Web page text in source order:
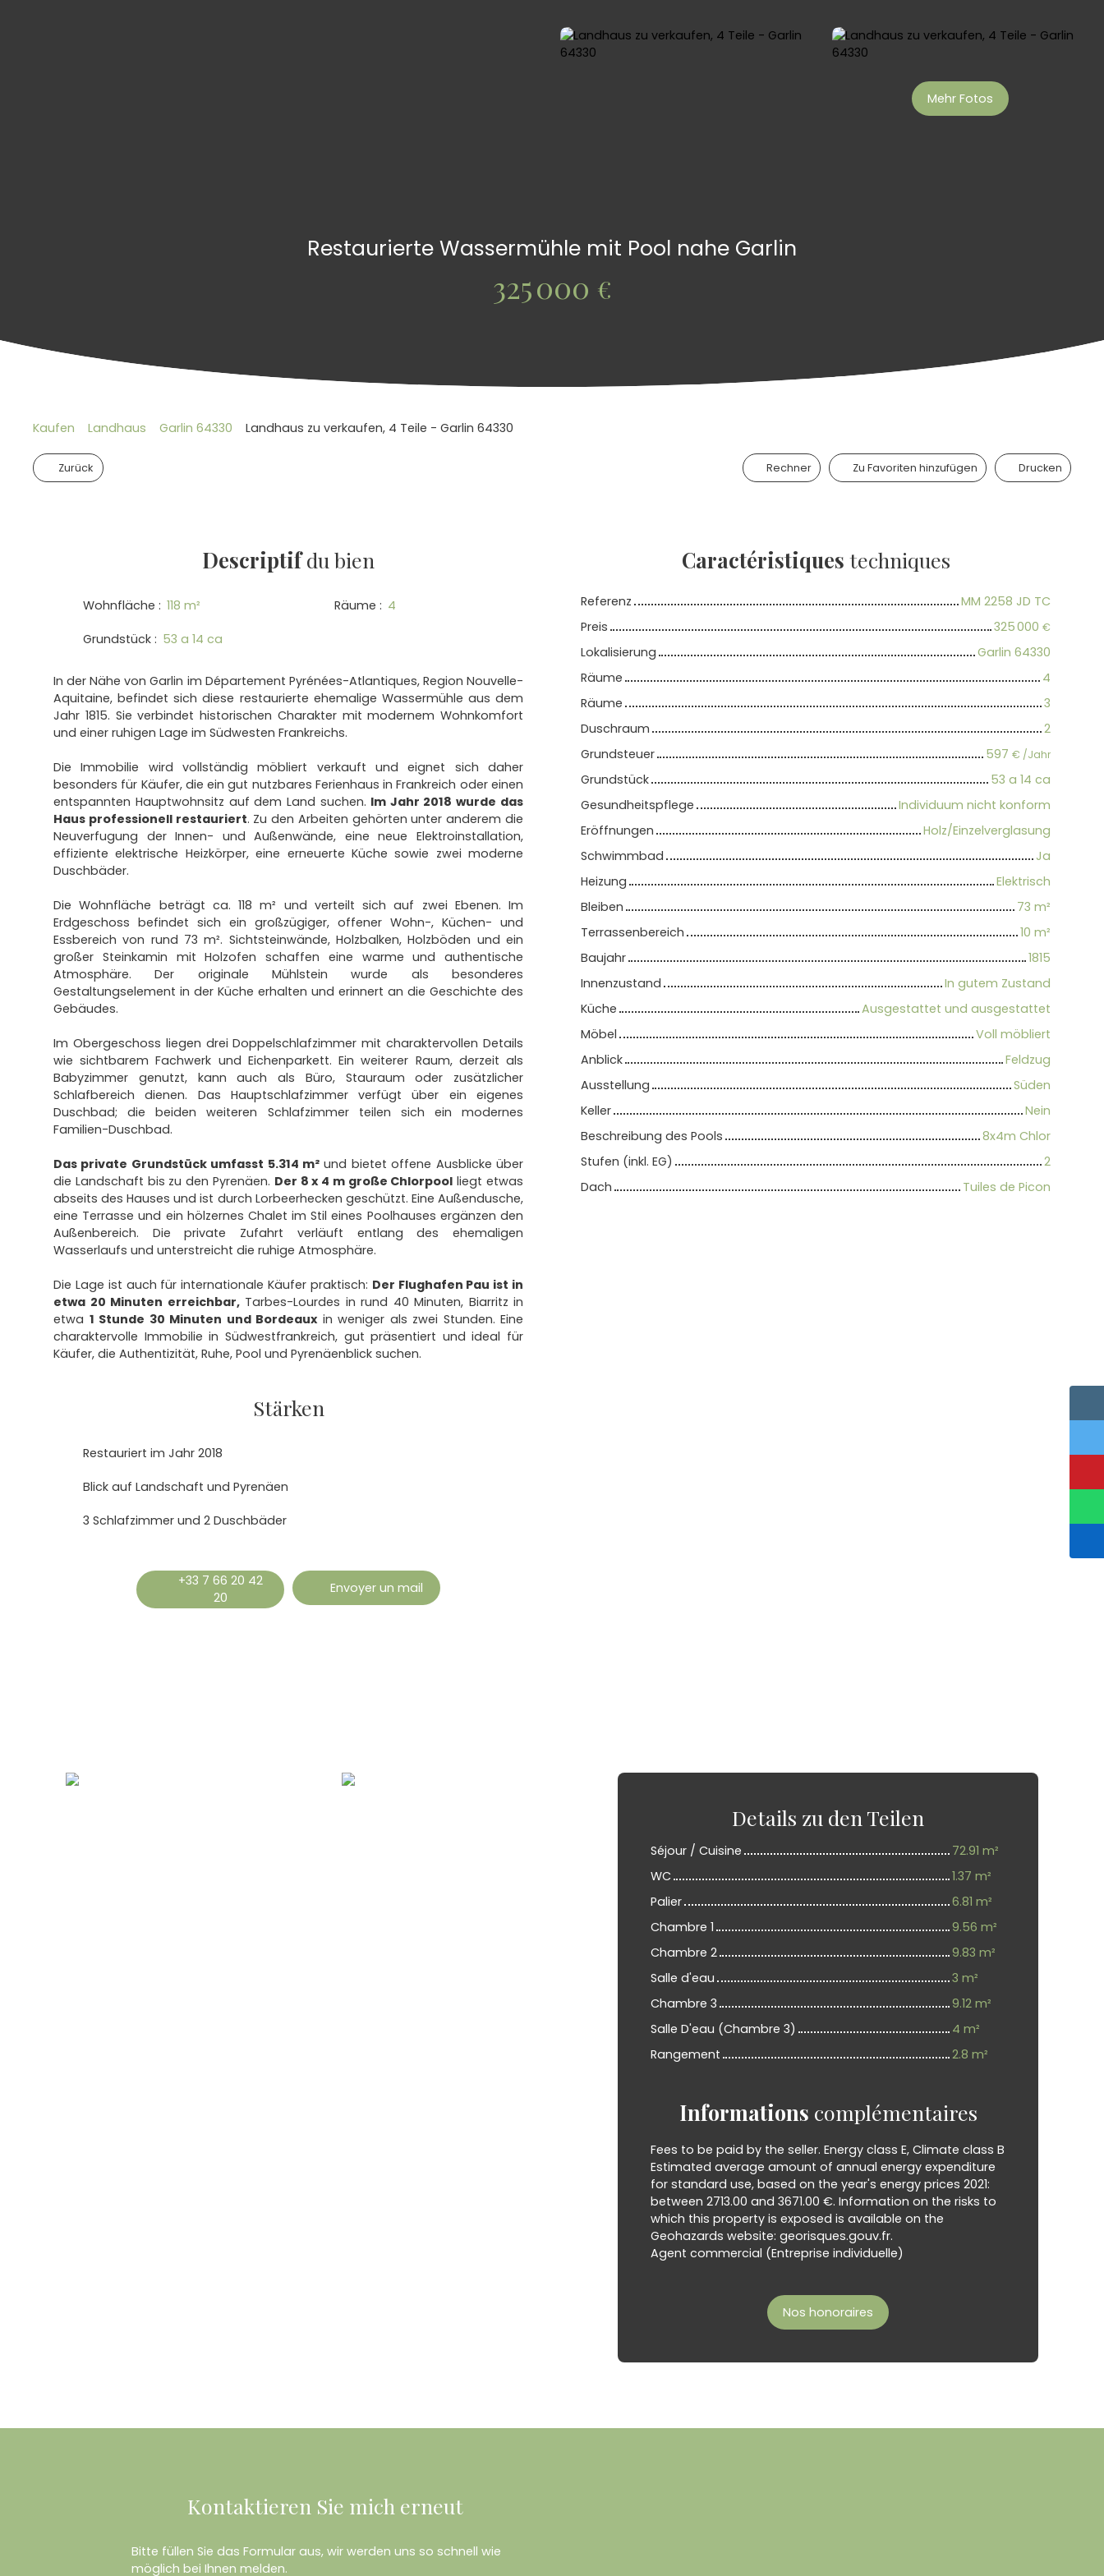
Mehr Fotos
Restaurierte Wassermühle mit Pool nahe Garlin
325 000 €
Kaufen Landhaus Garlin 64330 Landhaus zu verkaufen, 4 Teile - Garlin 64330
Zurück Rechner Zu Favoriten hinzufügen Drucken
Descriptifdu bien
Wohnfläche : 118 m² Räume : 4
Grundstück : 53 a 14 ca
In der Nähe von Garlin im Département Pyrénées-Atlantiques, Region Nouvelle-
Aquitaine, befindet sich diese restaurierte ehemalige Wassermühle aus dem
Jahr 1815. Sie verbindet historischen Charakter mit modernem Wohnkomfort
und einer ruhigen Lage im Südwesten Frankreichs.
Die Immobilie wird vollständig möbliert verkauft und eignet sich daher
besonders für Käufer, die ein gut nutzbares Ferienhaus in Frankreich oder einen
entspannten Hauptwohnsitz auf dem Land suchen. Im Jahr 2018 wurde das
Haus professionell restauriert. Zu den Arbeiten gehörten unter anderem die
Neuverfugung der Innen- und Außenwände, eine neue Elektroinstallation,
effiziente elektrische Heizkörper, eine erneuerte Küche sowie zwei moderne
Duschbäder.
Die Wohnfläche beträgt ca. 118 m² und verteilt sich auf zwei Ebenen. Im
Erdgeschoss befindet sich ein großzügiger, offener Wohn-, Küchen- und
Essbereich von rund 73 m². Sichtsteinwände, Holzbalken, Holzböden und ein
großer Steinkamin mit Holzofen schaffen eine warme und authentische
Atmosphäre. Der originale Mühlstein wurde als besonderes
Gestaltungselement in der Küche erhalten und erinnert an die Geschichte des
Gebäudes.
Im Obergeschoss liegen drei Doppelschlafzimmer mit charaktervollen Details
wie sichtbarem Fachwerk und Eichenparkett. Ein weiterer Raum, derzeit als
Babyzimmer genutzt, kann auch als Büro, Stauraum oder zusätzlicher
Schlafbereich dienen. Das Hauptschlafzimmer verfügt über ein eigenes
Duschbad; die beiden weiteren Schlafzimmer teilen sich ein modernes
Familien-Duschbad.
Das private Grundstück umfasst 5.314 m² und bietet offene Ausblicke über
die Landschaft bis zu den Pyrenäen. Der 8 x 4 m große Chlorpool liegt etwas
abseits des Hauses und ist durch Lorbeerhecken geschützt. Eine Außendusche,
eine Terrasse und ein hölzernes Chalet im Stil eines Poolhauses ergänzen den
Außenbereich. Die private Zufahrt verläuft entlang des ehemaligen
Wasserlaufs und unterstreicht die ruhige Atmosphäre.
Die Lage ist auch für internationale Käufer praktisch: Der Flughafen Pau ist in
etwa 20 Minuten erreichbar,Tarbes-Lourdes in rund 40 Minuten, Biarritz in
etwa 1 Stunde 30 Minuten und Bordeauxin weniger als zwei Stunden. Eine
charaktervolle Immobilie in Südwestfrankreich, gut präsentiert und ideal für
Käufer, die Authentizität, Ruhe, Pool und Pyrenäenblick suchen.
Stärken
Restauriert im Jahr 2018
Blick auf Landschaft und Pyrenäen
3 Schlafzimmer und 2 Duschbäder
+33 7 66 20 42
20
Envoyer un mail
Caractéristiques techniques
Referenz
MM 2258 JD TC
Preis
325 000 €
Lokalisierung
Garlin 64330
Räume
4
Räume
3
Duschraum
2
Grundsteuer
597 € /Jahr
Grundstück
53 a 14 ca
Gesundheitspflege
Individuum nicht konform
Eröffnungen
Holz/Einzelverglasung
Schwimmbad
Ja
Heizung
Elektrisch
Bleiben
73 m²
Terrassenbereich
10 m²
Baujahr
1815
Innenzustand
In gutem Zustand
Küche
Ausgestattet und ausgestattet
Möbel
Voll möbliert
Anblick
Feldzug
Ausstellung
Süden
Keller
Nein
Beschreibung des Pools
8x4m Chlor
Stufen (inkl. EG)
2
Dach
Tuiles de Picon
Details zu den Teilen
Séjour / Cuisine
72.91 m²
WC
1.37 m²
Palier
6.81 m²
Chambre 1
9.56 m²
Chambre 2
9.83 m²
Salle d'eau
3 m²
Chambre 3
9.12 m²
Salle D'eau (Chambre 3)
4 m²
Rangement
2.8 m²
Informations complémentaires
Fees to be paid by the seller. Energy class E, Climate class B
Estimated average amount of annual energy expenditure
for standard use, based on the year's energy prices 2021:
between 2713.00 and 3671.00 €. Information on the risks to
which this property is exposed is available on the
Geohazards website: georisques.gouv.fr.
Agent commercial (Entreprise individuelle)
Nos honoraires
Kontaktieren Sie mich erneut
Bitte füllen Sie das Formular aus, wir werden uns so schnell wie
möglich bei Ihnen melden.